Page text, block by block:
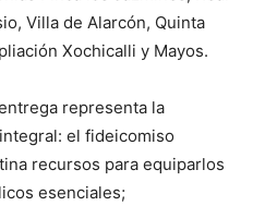
Villa de Alarcón, Quinta
Xochicalli y Mayos.
representa la
el fideicomiso
recursos para equiparlos
esenciales;